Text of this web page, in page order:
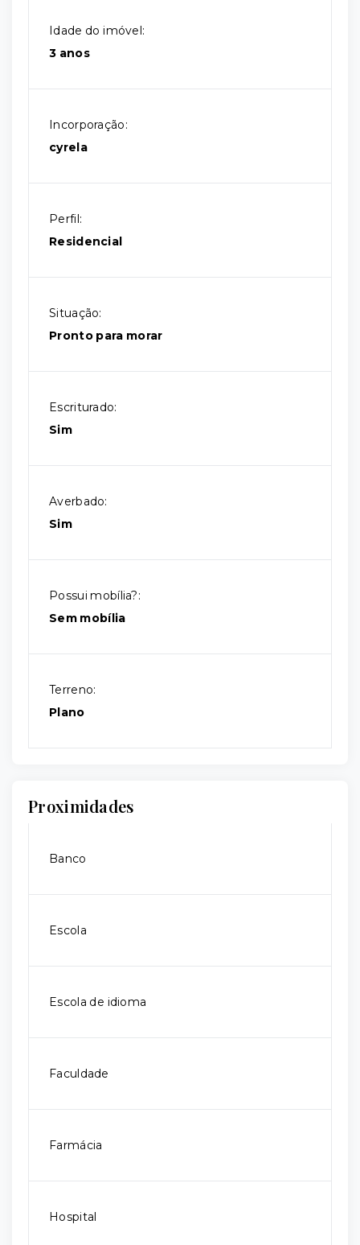
Idade do imóvel:
3 anos
Incorporação:
cyrela
Perfil:
Residencial
Situação:
Pronto para morar
Escriturado:
Sim
Averbado:
Sim
Possui mobília?:
Sem mobília
Terreno:
Plano
Proximidades
Banco
Escola
Escola de idioma
Faculdade
Farmácia
Hospital